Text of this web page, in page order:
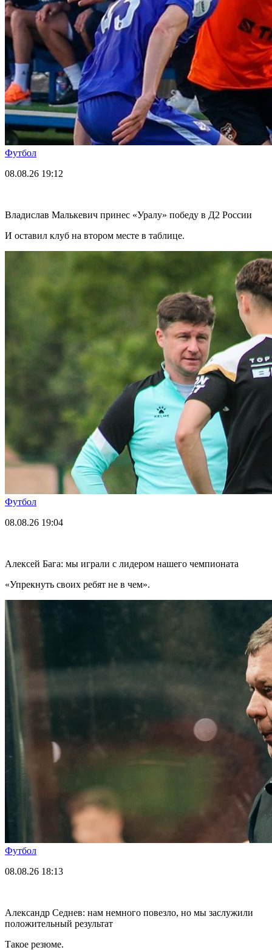
Футбол
08.08.26 19:12
Владислав Малькевич принес «Уралу» победу в Д2 России
И оставил клуб на втором месте в таблице.
Футбол
08.08.26 19:04
Алексей Бага: мы играли с лидером нашего чемпионата
«Упрекнуть своих ребят не в чем».
Футбол
08.08.26 18:13
Александр Седнев: нам немного повезло, но мы заслужили
положительный результат
Такое резюме.